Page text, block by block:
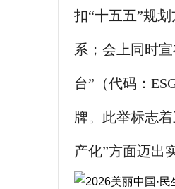
扣“十五五”规
系；会上同时
台”（代码：
牌。此举标志
产化”方面迈出